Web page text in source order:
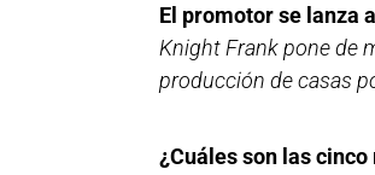
El promotor se lanza
Knight Frank pone de
producción de casas
¿Cuáles son las